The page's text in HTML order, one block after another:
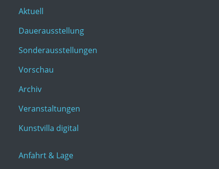
Aktuell
Dauerausstellung
Sonderausstellungen
Vorschau
Archiv
Veranstaltungen
Kunstvilla digital
Anfahrt & Lage